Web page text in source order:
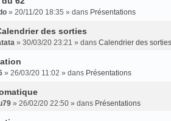
» 20/11/20 18:35 » dans Présentations
des sorties
» 30/03/20 23:21 » dans Calendrier des sorties
» 26/03/20 11:02 » dans Présentations
» 26/02/20 22:50 » dans Présentations